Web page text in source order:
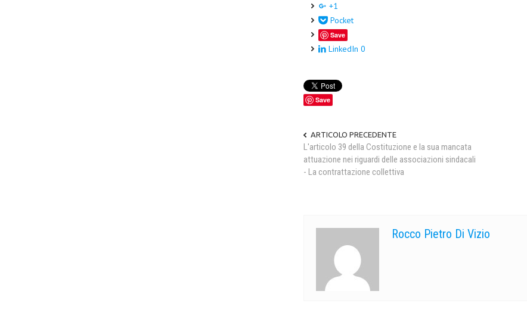
+1
Pocket
Save
LinkedIn 0
Save
ARTICOLO PRECEDENTE
L'articolo 39 della Costituzione e la sua mancata
attuazione nei riguardi delle associazioni sindacali
- La contrattazione collettiva
Rocco Pietro Di Vizio